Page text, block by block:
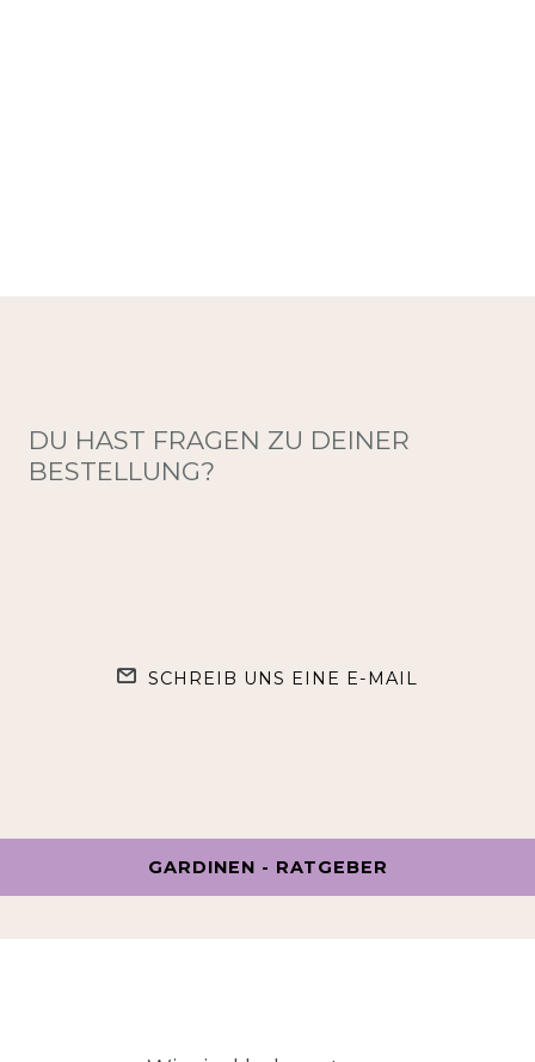
DU HAST FRAGEN ZU DEINER
BESTELLUNG?
SCHREIB UNS EINE E-MAIL
GARDINEN - RATGEBER